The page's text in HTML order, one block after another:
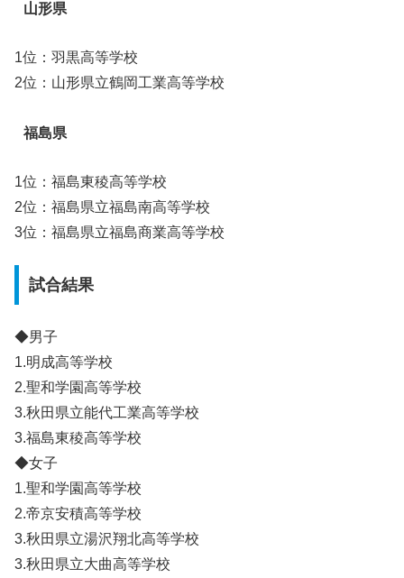
山形県
1位：羽黒高等学校
2位：山形県立鶴岡工業高等学校
福島県
1位：福島東稜高等学校
2位：福島県立福島南高等学校
3位：福島県立福島商業高等学校
試合結果
◆男子
1.明成高等学校
2.聖和学園高等学校
3.秋田県立能代工業高等学校
3.福島東稜高等学校
◆女子
1.聖和学園高等学校
2.帝京安積高等学校
3.秋田県立湯沢翔北高等学校
3.秋田県立大曲高等学校